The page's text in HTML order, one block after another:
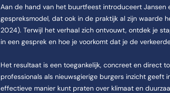
Aan de hand van het buurtfeest introduceert Jansen
gespreksmodel, dat ook in de praktijk al zijn waarde
2024). Terwijl het verhaal zich ontvouwt, ontdek je
in een gesprek en hoe je voorkomt dat je de
Het resultaat is een toegankelijk, concreet en direct
professionals als nieuwsgierige burgers inzicht geeft
effectieve manier kunt praten over klimaat en